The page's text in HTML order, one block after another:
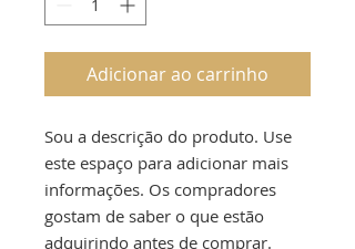
Adicionar ao carrinho
Sou a descrição do produto. Use
este espaço para adicionar mais
informações. Os compradores
gostam de saber o que estão
adquirindo antes de comprar.